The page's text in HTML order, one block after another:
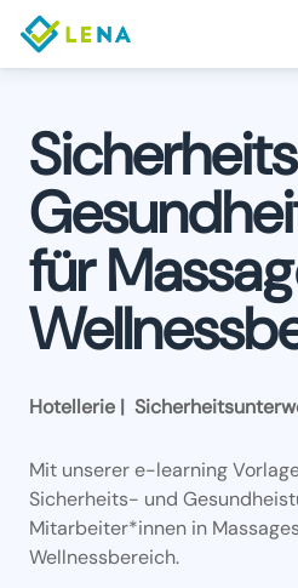
für
Hotellerie |
Mit unserer e-learning
Sicherheits- und
Mitarbeiter*innen in
Wellnessbereich.